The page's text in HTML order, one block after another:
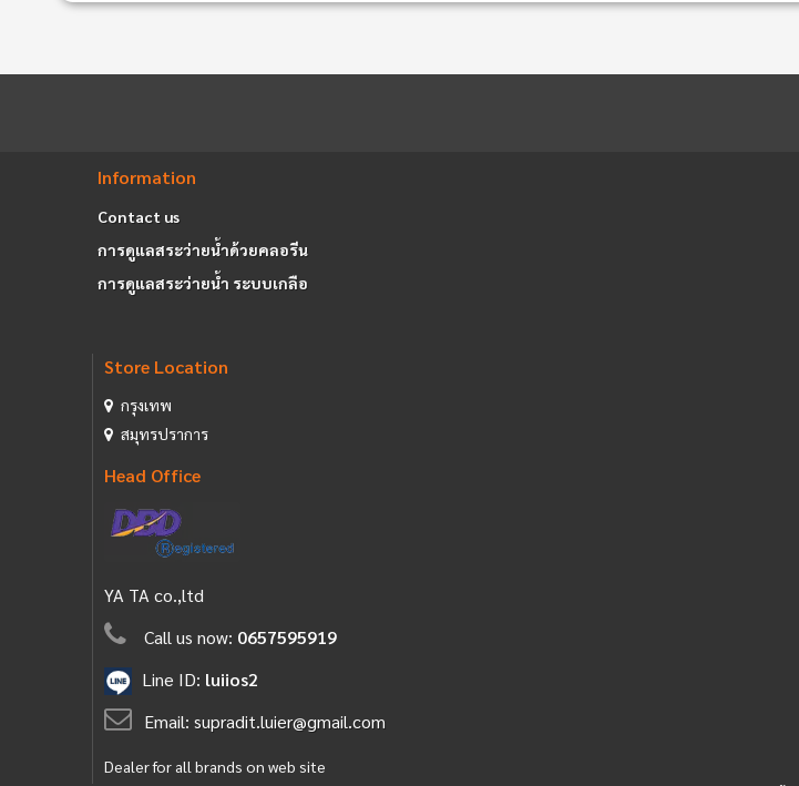
Information
Contact us
การดูแลสระว่ายน้ำด้วยคลอรีน
การดูแลสระว่ายน้ำ ระบบเกลือ
Store Location
กรุงเทพ
สมุทรปราการ
Head Office
YA TA co.,ltd
Call us now: 0657595919
Line ID: luiios2
Email: supradit.luier@gmail.com
Dealer for all brands on web site